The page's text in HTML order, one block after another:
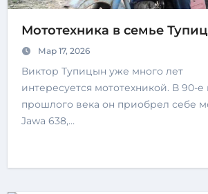
Мототехника в семье
Мар 17, 2026
Виктор Тупицын уже много лет
интересуется мототехникой. В 90-е
прошлого века он приобрел себе
Jawa 638,…